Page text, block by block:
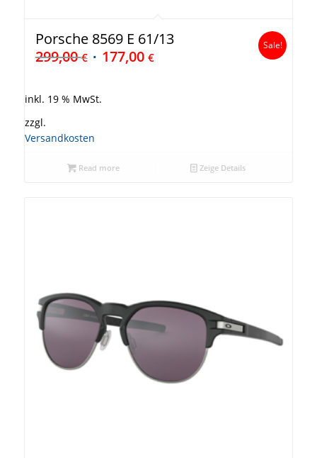
Porsche 8569 E 61/13
299,00€ 177,00 €
Sale!
inkl. 19 % MwSt.
zzgl.
Versandkosten
Read more Zeige Details